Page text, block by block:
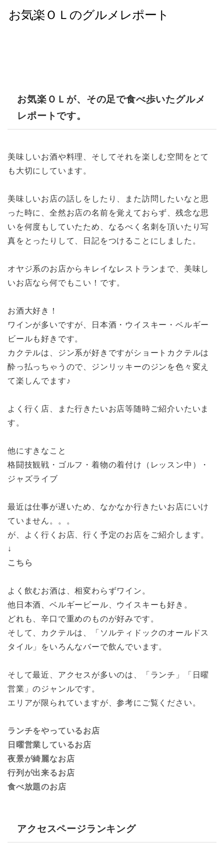
お気楽ＯＬが、その足で食べ歩いたグルメ
レポートです。
美味しいお酒や料理、そしてそれを楽しむ空間をとて
も大切にしています。
美味しいお店の話しをしたり、また訪問したいなと思
った時に、全然お店の名前を覚えておらず、残念な思
いを何度もしていたため、なるべく名刺を頂いたり写
真をとったりして、日記をつけることにしました。
オヤジ系のお店からキレイなレストランまで、美味し
いお店なら何でもこい！です。
お酒大好き！
ワインが多いですが、日本酒・ウイスキー・ベルギー
ビールも好きです。
カクテルは、ジン系が好きですがショートカクテルは
酔っ払っちゃうので、ジンリッキーのジンを色々変え
て楽しんでます♪
よく行く店、また行きたいお店等随時ご紹介いたいま
す。
他にすきなこと
格闘技観戦・ゴルフ・着物の着付け（レッスン中）・
ジャズライブ
最近は仕事が遅いため、なかなか行きたいお店にいけ
ていません。。。
が、よく行くお店、行く予定のお店をご紹介します。
↓
こちら
よく飲むお酒は、相変わらずワイン。
他日本酒、ベルギービール、ウイスキーも好き。
どれも、辛口で重めのものが好みです。
そして、カクテルは、「ソルティドックのオールドス
タイル」をいろんなバーで飲んでいます。
そして最近、アクセスが多いのは、「ランチ」「日曜
営業」のジャンルです。
エリアが限られていますが、参考にご覧ください。
ランチをやっているお店
日曜営業しているお店
夜景が綺麗なお店
行列が出来るお店
食べ放題のお店
アクセスページランキング